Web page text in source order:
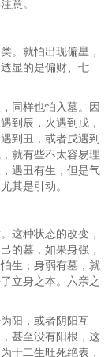
意。
。就怕出现偏星，
显的是偏财、七
同样也怕入墓。因
到辰，火遇到戌，
到丑，或者戊遇到
就有些不太容易理
遇丑有生，但是气
其是引动。
这种状态的改变，
的墓，如果身强，
生；身弱有墓，就
立身之本。六亲之
阳，或者阴阳互
甚至没有阳根，这
十二生旺死绝表，